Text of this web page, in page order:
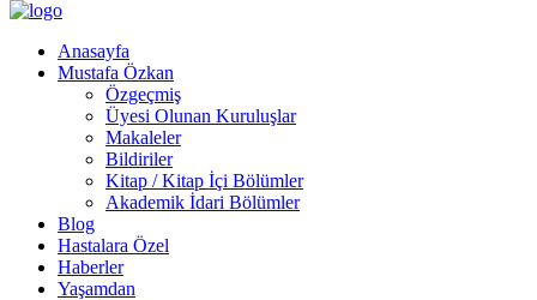
Anasayfa
Mustafa Özkan
Özgeçmiş
Üyesi Olunan Kuruluşlar
Makaleler
Bildiriler
Kitap / Kitap İçi Bölümler
Akademik İdari Bölümler
Blog
Hastalara Özel
Haberler
Yaşamdan